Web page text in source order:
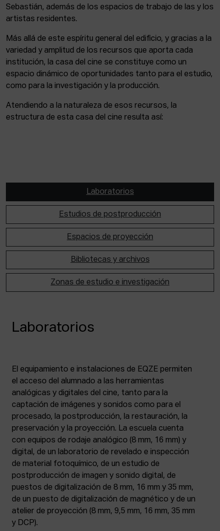
Sebastián, además de los espacios de trabajo de las y los
artistas residentes.
Más allá de este espíritu general del edificio, y gracias a la
variedad y amplitud de los recursos que aporta cada
institución, la casa del cine se constituye como un
espacio dinámico de oportunidades tanto para el estudio,
como para la investigación y la producción.
Atendiendo a la naturaleza de esos recursos, la
estructura de esta casa del cine resulta así:
Laboratorios
Estudios de postproducción
Espacios de proyección
Bibliotecas y archivos
Zonas de estudio e investigación
Laboratorios
El equipamiento e instalaciones de EQZE permiten
el acceso del alumnado a las herramientas
analógicas y digitales del cine, tanto para la
captación de imágenes y sonidos como para el
procesado, la postproducción, la restauración, la
preservación y la proyección. La escuela cuenta
con equipos de rodaje analógico (8 mm, 16 mm) y
digital, de un laboratorio de revelado e inspección
de material fotoquímico, de un estudio de
postproducción de imagen y sonido digital, de
puestos de digitalización de 8 mm, 16 mm y 35 mm,
de un puesto de digitalización de magnético y de un
atelier de proyección (8 mm, 9,5 mm, 16 mm, 35 mm
y DCP).